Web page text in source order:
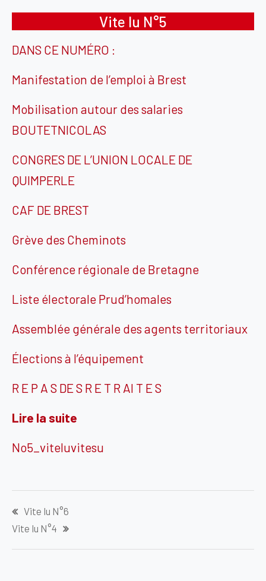
Vite lu N°5
DANS CE NUMÉRO :
Manifestation de l’emploi à Brest
Mobilisation autour des salaries
BOUTETNICOLAS
CONGRES DE L’UNION LOCALE DE
QUIMPERLE
CAF DE BREST
Grève des Cheminots
Conférence régionale de Bretagne
Liste électorale Prud’homales
Assemblée générale des agents territoriaux
Élections à l’équipement
R E P A S DE S R E T R AI T E S
Lire la suite
No5_viteluvitesu
Vite lu N°6
Vite lu N°4